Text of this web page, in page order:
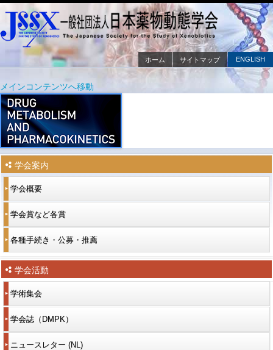
ENGLISH
ホーム サイトマップ
メインメニュー
メインコンテンツへ移動
サブコンテンツへ移動
学会案内
学会概要
学会賞など各賞
各種手続き・公募・推薦
学会活動
学術集会
学会誌（DMPK）
ニュースレター (NL)